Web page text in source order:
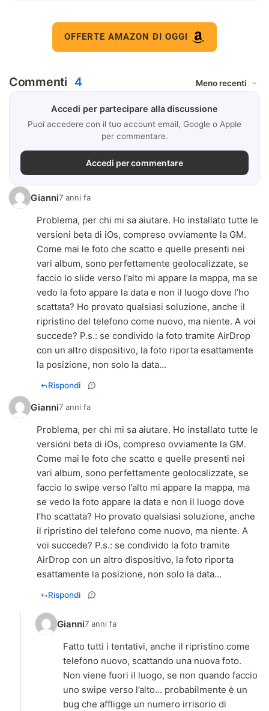
OFFERTE AMAZON DI OGGI
Commenti 4
Accedi per partecipare alla discussione
Puoi accedere con il tuo account email, Google o Apple
per commentare.
Accedi per commentare
Gianni7 anni fa
Problema, per chi mi sa aiutare. Ho installato tutte le
versioni beta di iOs, compreso ovviamente la GM.
Come mai le foto che scatto e quelle presenti nei
vari album, sono perfettamente geolocalizzate, se
faccio lo slide verso l’alto mi appare la mappa, ma se
vedo la foto appare la data e non il luogo dove l’ho
scattata? Ho provato qualsiasi soluzione, anche il
ripristino del telefono come nuovo, ma niente. A voi
succede? P.s.: se condivido la foto tramite AirDrop
con un altro dispositivo, la foto riporta esattamente
la posizione, non solo la data...
Rispondi
Gianni7 anni fa
Problema, per chi mi sa aiutare. Ho installato tutte le
versioni beta di iOs, compreso ovviamente la GM.
Come mai le foto che scatto e quelle presenti nei
vari album, sono perfettamente geolocalizzate, se
faccio lo swipe verso l’alto mi appare la mappa, ma
se vedo la foto appare la data e non il luogo dove
l’ho scattata? Ho provato qualsiasi soluzione, anche
il ripristino del telefono come nuovo, ma niente. A
voi succede? P.s.: se condivido la foto tramite
AirDrop con un altro dispositivo, la foto riporta
esattamente la posizione, non solo la data...
Rispondi
Gianni7 anni fa
Fatto tutti i tentativi, anche il ripristino come
telefono nuovo, scattando una nuova foto.
Non viene fuori il luogo, se non quando faccio
uno swipe verso l’alto... probabilmente è un
bug che affligge un numero irrisorio di